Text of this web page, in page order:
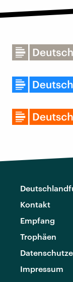
Kontakt
Empfang
Trophäen
Impressum